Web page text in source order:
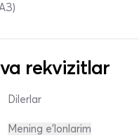
rekvizitlar
Dilerlar
Mening e'lonlarim